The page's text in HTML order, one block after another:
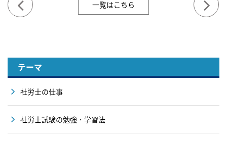
一覧はこちら
テーマ
社労士の仕事
社労士試験の勉強・学習法